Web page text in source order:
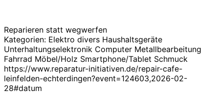
Reparieren statt wegwerfen
Kategorien: Elektro divers Haushaltsgeräte
Unterhaltungselektronik Computer Metallbearbeitung
Fahrrad Möbel/Holz Smartphone/Tablet Schmuck
https://www.reparatur-initiativen.de/repair-cafe-
leinfelden-echterdingen?event=124603,2026-02-
28#datum